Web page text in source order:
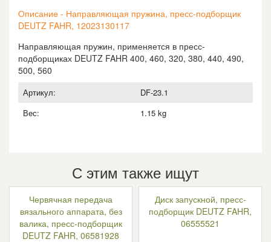
Описание - Направляющая пружина, пресс-подборщик
DEUTZ FAHR, 12023130117
Направляющая пружин, применяется в пресс-
подборщиках DEUTZ FAHR 400, 460, 320, 380, 440, 490,
500, 560
Артикул:
DF-23.1
Вес:
1.15 kg
С этим также ищут
Червячная передача
вязального аппарата, без
валика, пресс-подборщик
DEUTZ FAHR, 06581928
Диск запускной, пресс-
подборщик DEUTZ FAHR,
06555521